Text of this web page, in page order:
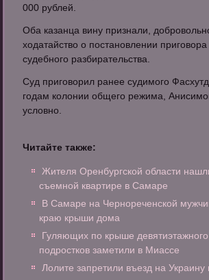
000 рублей.
Оба казанца вину признали,
ходатайство о постановлении
судебного разбирательства.
Суд приговорил ранее судимого
годам колонии общего режима,
условно.
Читайте также:
Жителя Оренбургской области
съемной квартире в Самаре
В Самаре на Чернореченской
краю крыши дома
Гуляющих по крыше
подростков заметили в Миассе
Лолите запретили въезд на Украину